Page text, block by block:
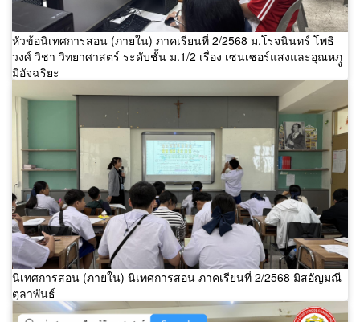
หัวข้อนิเทศการสอน (ภายใน) ภาคเรียนที่ 2/2568 ม.โรจนินทร์ โพธิ
วงศ์ วิชา วิทยาศาสตร์ ระดับชั้น ม.1/2 เรื่อง เซนเซอร์แสงและอุณหภุู
มิอัจฉริยะ
นิเทศการสอน (ภายใน) นิเทศการสอน ภาคเรียนที่ 2/2568 มิสอัญมณี
ตุลาพันธ์